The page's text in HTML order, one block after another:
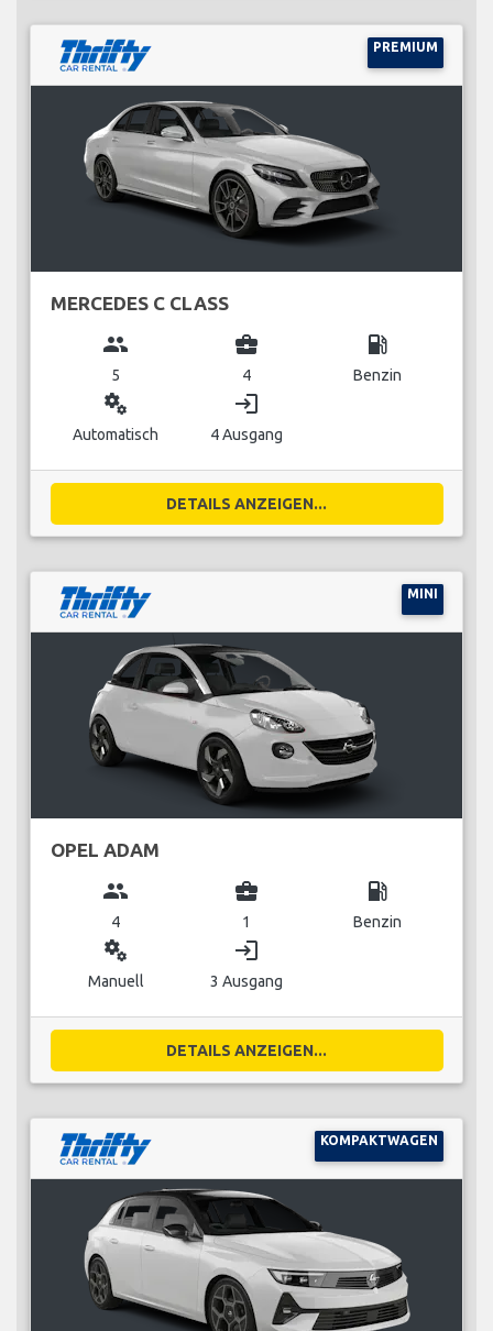
PREMIUM
MERCEDES C CLASS
group
5
business_center
4
local_gas_station
Benzin
miscellaneous_services
Automatisch
login
4 Ausgang
DETAILS ANZEIGEN...
MINI
OPEL ADAM
group
4
business_center
1
local_gas_station
Benzin
miscellaneous_services
Manuell
login
3 Ausgang
DETAILS ANZEIGEN...
KOMPAKTWAGEN